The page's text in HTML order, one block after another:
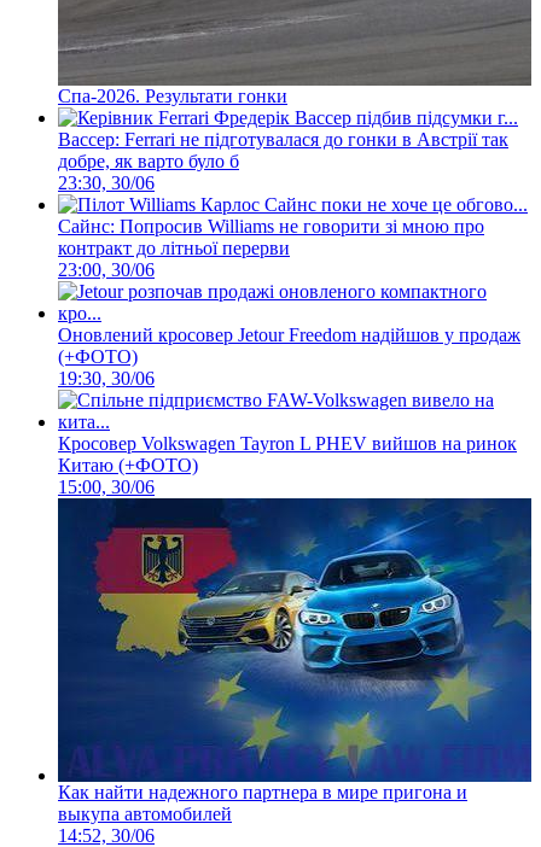
Спа-2026. Результати гонки
Вассер: Ferrari не підготувалася до гонки в Австрії так
добре, як варто було б
23:30, 30/06
Сайнс: Попросив Williams не говорити зі мною про
контракт до літньої перерви
23:00, 30/06
Оновлений кросовер Jetour Freedom надійшов у продаж
(+ФОТО)
19:30, 30/06
Кросовер Volkswagen Tayron L PHEV вийшов на ринок
Китаю (+ФОТО)
15:00, 30/06
Как найти надежного партнера в мире пригона и
выкупа автомобилей
14:52, 30/06